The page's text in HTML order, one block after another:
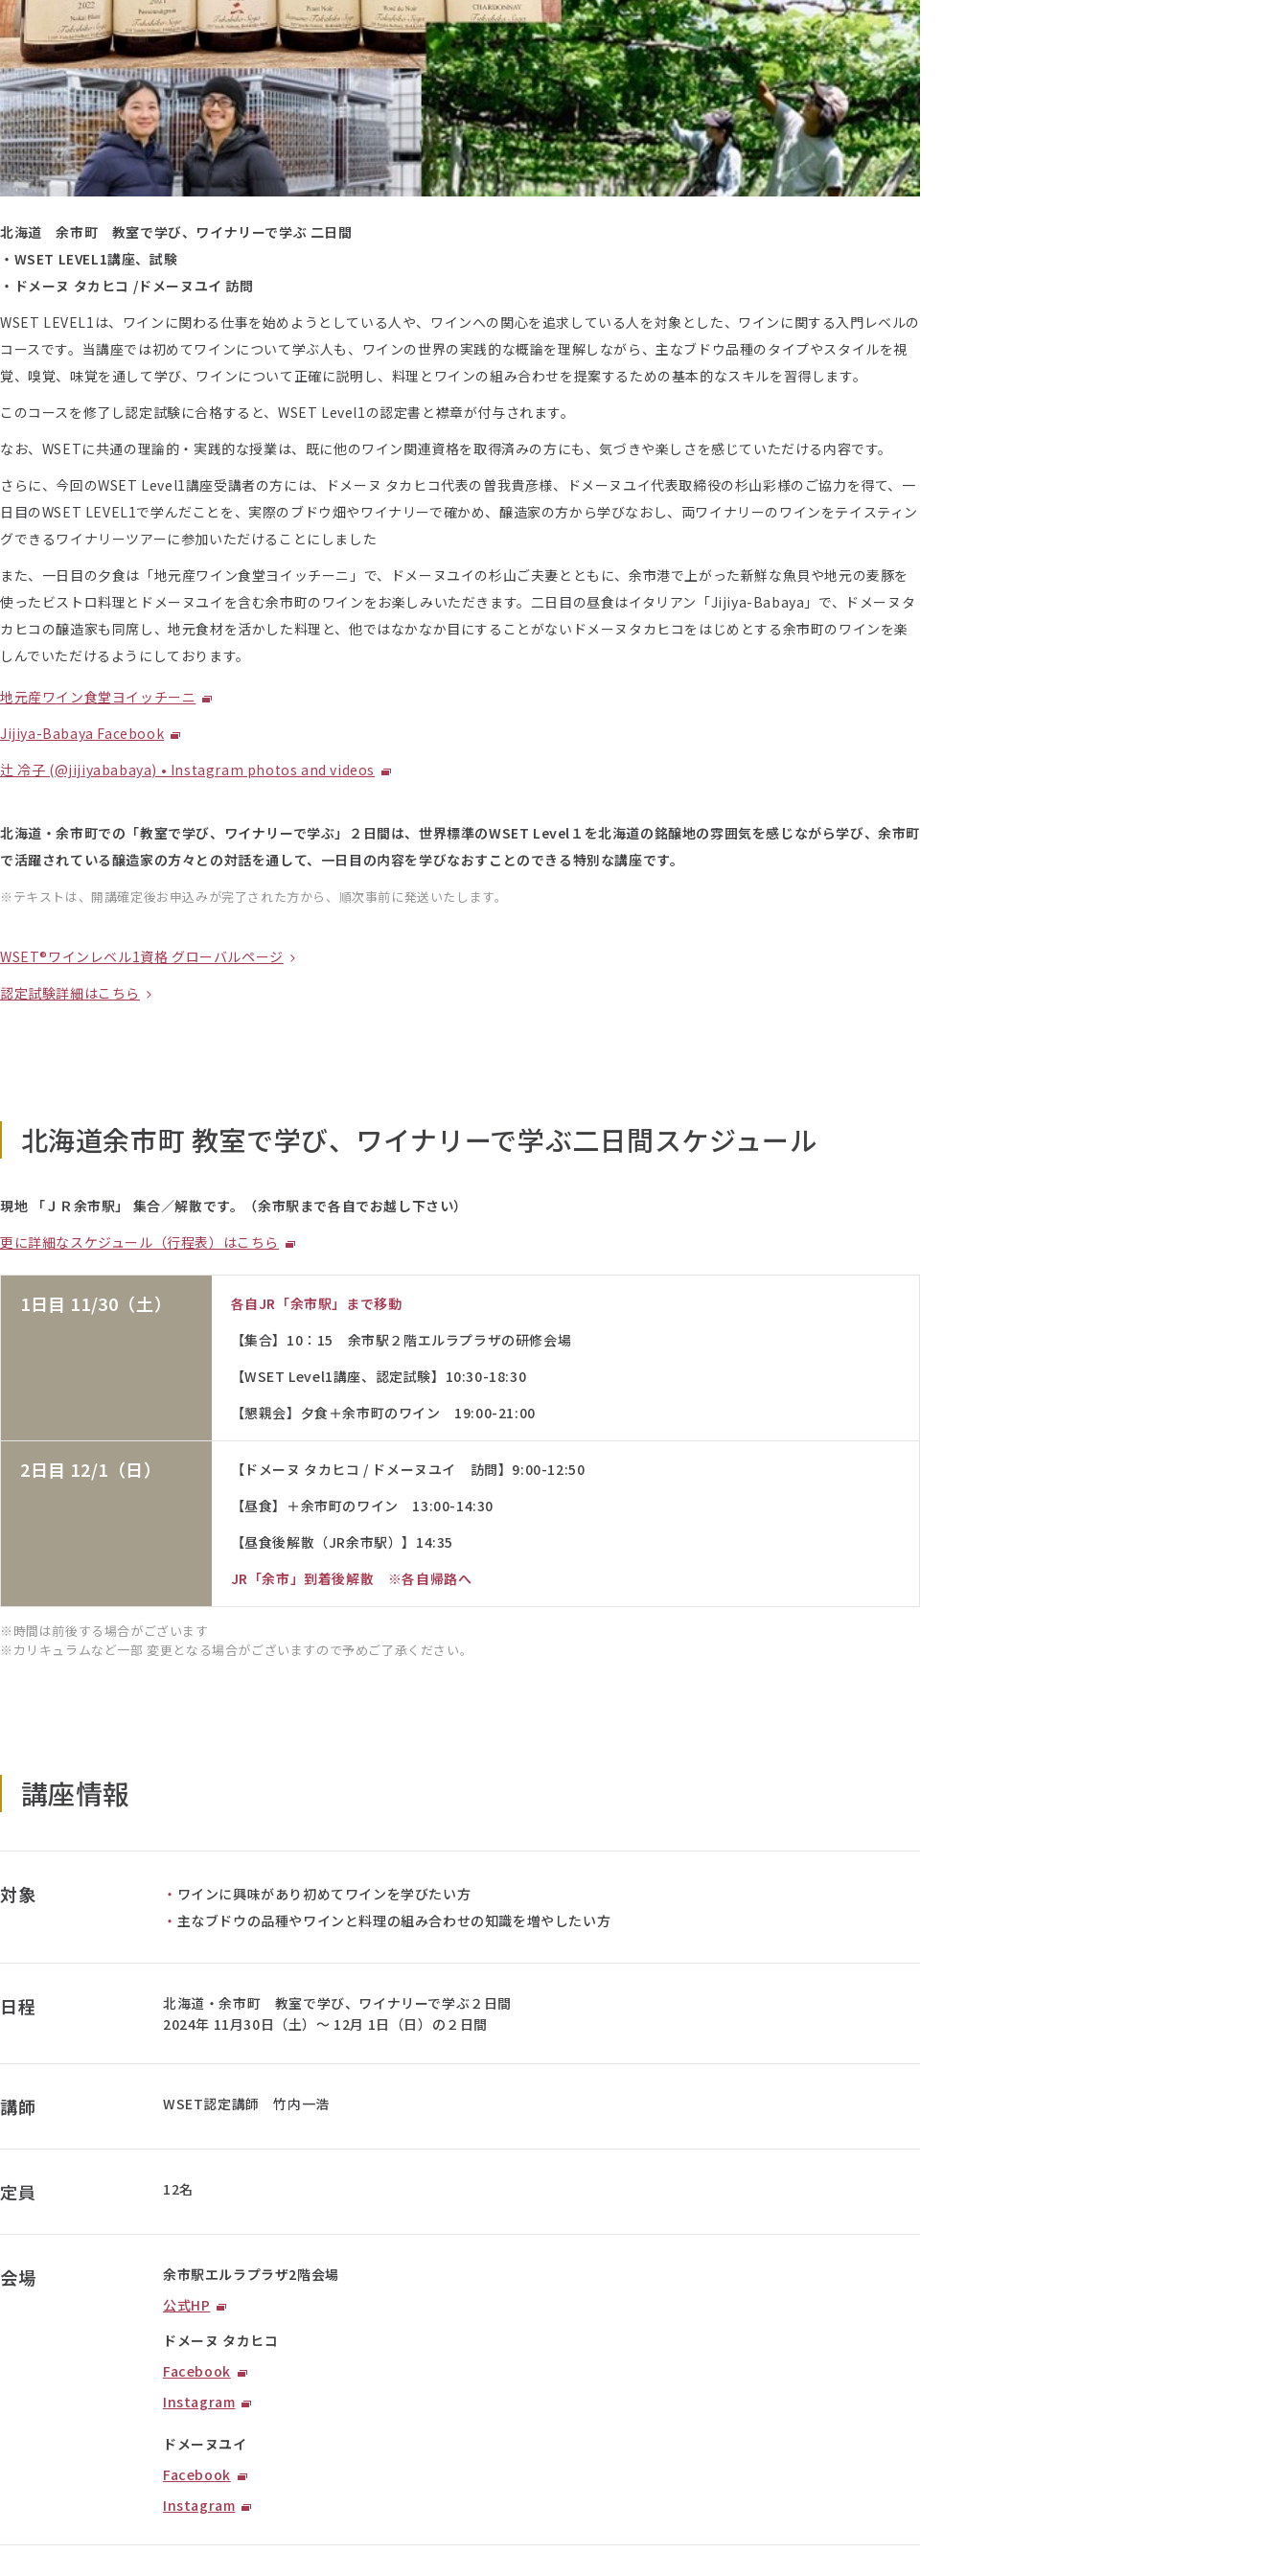
北海道 余市町 教室で学び、ワイナリーで学ぶ 二日間
・WSET LEVEL1講座、試験
・ドメーヌ タカヒコ /ドメーヌユイ 訪問
WSET LEVEL1は、ワインに関わる仕事を始めようとしている人や、ワインへの関心を追求している人を対象とした、ワインに関する入門レベルの
コースです。当講座では初めてワインについて学ぶ人も、ワインの世界の実践的な概論を理解しながら、主なブドウ品種のタイプやスタイルを視
覚、嗅覚、味覚を通して学び、ワインについて正確に説明し、料理とワインの組み合わせを提案するための基本的なスキルを習得します。
このコースを修了し認定試験に合格すると、WSET Level1の認定書と襟章が付与されます。
なお、WSETに共通の理論的・実践的な授業は、既に他のワイン関連資格を取得済みの方にも、気づきや楽しさを感じていただける内容です。
さらに、今回のWSET Level1講座受講者の方には、ドメーヌ タカヒコ代表の曽我貴彦様、ドメーヌユイ代表取締役の杉山彩様のご協力を得て、一
日目のWSET LEVEL1で学んだことを、実際のブドウ畑やワイナリーで確かめ、醸造家の方から学びなおし、両ワイナリーのワインをテイスティン
グできるワイナリーツアーに参加いただけることにしました
また、一日目の夕食は「地元産ワイン食堂ヨイッチーニ」で、ドメーヌユイの杉山ご夫妻とともに、余市港で上がった新鮮な魚貝や地元の麦豚を
使ったビストロ料理とドメーヌユイを含む余市町のワインをお楽しみいただきます。二日目の昼食はイタリアン「Jijiya-Babaya」で、ドメーヌタ
カヒコの醸造家も同席し、地元食材を活かした料理と、他ではなかなか目にすることがないドメーヌタカヒコをはじめとする余市町のワインを楽
しんでいただけるようにしております。
地元産ワイン食堂ヨイッチーニ
Jijiya-Babaya Facebook
辻 冷子 (@jijiyababaya) • Instagram photos and videos
北海道・余市町での「教室で学び、ワイナリーで学ぶ」２日間は、世界標準のWSET Level１を北海道の銘醸地の雰囲気を感じながら学び、余市町
で活躍されている醸造家の方々との対話を通して、一日目の内容を学びなおすことのできる特別な講座です。
テキストは、開講確定後お申込みが完了された方から、順次事前に発送いたします。
WSET®ワインレベル1資格 グローバルページ
認定試験詳細はこちら
北海道余市町 教室で学び、ワイナリーで学ぶ二日間スケジュール
現地 「ＪＲ余市駅」 集合／解散です。（余市駅まで各自でお越し下さい）
更に詳細なスケジュール（行程表）はこちら
1日目 11/30（土）
各自JR「余市駅」まで移動
【集合】10：15 余市駅２階エルラプラザの研修会場
【WSET Level1講座、認定試験】10:30-18:30
【懇親会】夕食＋余市町のワイン 19:00-21:00
2日目 12/1（日）
【ドメーヌ タカヒコ / ドメーヌユイ 訪問】9:00-12:50
【昼食】＋余市町のワイン 13:00-14:30
【昼食後解散（JR余市駅）】14:35
JR「余市」到着後解散 ※各自帰路へ
時間は前後する場合がございます
カリキュラムなど一部 変更となる場合がございますので予めご了承ください。
講座情報
対象
ワインに興味があり初めてワインを学びたい方
主なブドウの品種やワインと料理の組み合わせの知識を増やしたい方
日程
北海道・余市町 教室で学び、ワイナリーで学ぶ２日間
2024年 11月30日（土）～ 12月 1日（日）の２日間
講師 WSET認定講師 竹内一浩
定員 12名
会場
余市駅エルラプラザ2階会場
公式HP
ドメーヌ タカヒコ
Facebook
Instagram
ドメーヌユイ
Facebook
Instagram